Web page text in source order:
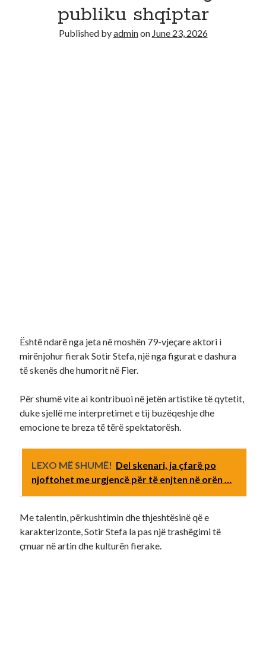
Recent Comments
No comments to show.publiku shqiptar
Published byadminon June 23, 2026
Është ndarë nga jeta në moshën 79-vjeçare aktori i
mirënjohur fierak Sotir Stefa, një nga figurat e dashura
të skenës dhe humorit në Fier.
Për shumë vite ai kontribuoi në jetën artistike të qytetit,
duke sjellë me interpretimet e tij buzëqeshje dhe
emocione te breza të tërë spektatorësh.
LEXO MË SHUMË! Del skenari, ja çfarë po
njoftohet me urgjencë për të enjten në orën …
Me talentin, përkushtimin dhe thjeshtësinë që e
karakterizonte, Sotir Stefa la pas një trashëgimi të
çmuar në artin dhe kulturën fierake.